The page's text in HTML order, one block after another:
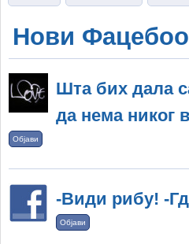
Нови
Шта бих дала
да нема никог
Објави
-Види рибу! -
Објави